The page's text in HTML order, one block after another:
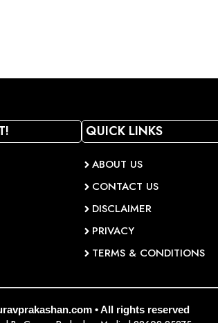
QUICK LINKS
ABOUT US
CONTACT US
DISCLAIMER
PRIVACY
TERMS & CONDITIONS
• All rights reserved